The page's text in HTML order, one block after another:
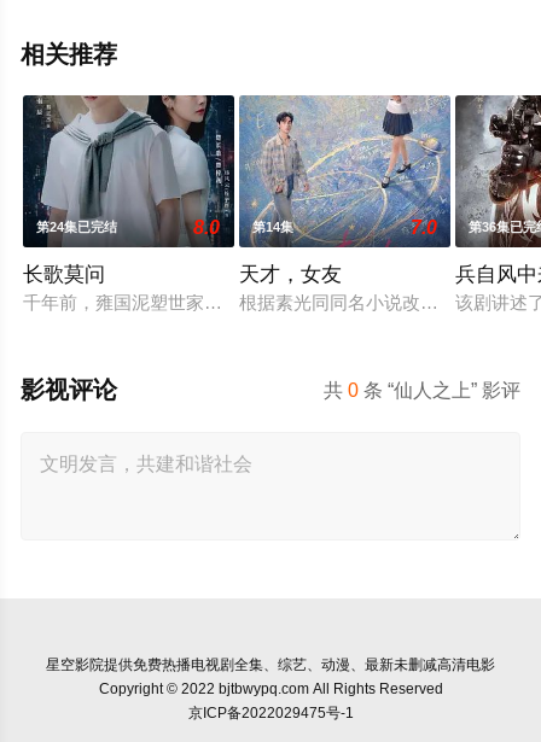
相关推荐
第24集已完结 8.0
长歌莫问
千年前，雍国泥塑世家楚门因进贡的“十二生肖”离奇流血炸裂
第14集 7.0
天才，女友
根据素光同同名小说改编。江逾白长
第36集已完
兵自风
该剧讲述
共0 条 “仙人之上” 影评
影视评论
星空影院提供免费热播电视剧全集、综艺、动漫、最新未删减高清电影
Copyright © 2022 bjtbwypq.com All Rights Reserved
京ICP备2022029475号-1